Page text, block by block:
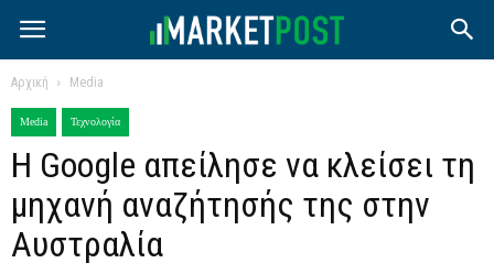
Αρχική Media
Media Τεχνολογία
Η Google απείλησε να κλείσει τη
μηχανή αναζήτησής της στην
Αυστραλία